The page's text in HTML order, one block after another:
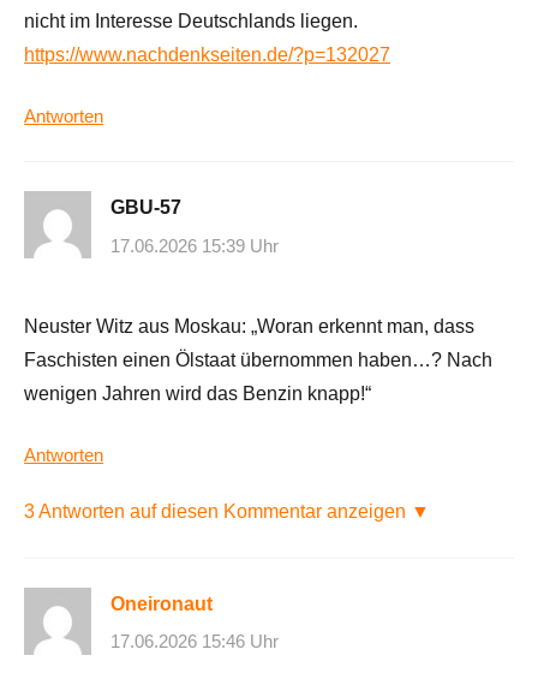
nicht im Interesse Deutschlands liegen.
https://www.nachdenkseiten.de/?p=132027
Antworten
GBU-57
17.06.2026 15:39 Uhr
Neuster Witz aus Moskau: „Woran erkennt man, dass
Faschisten einen Ölstaat übernommen haben…? Nach
wenigen Jahren wird das Benzin knapp!“
Antworten
3 Antworten auf diesen Kommentar anzeigen ▼
Oneironaut
17.06.2026 15:46 Uhr